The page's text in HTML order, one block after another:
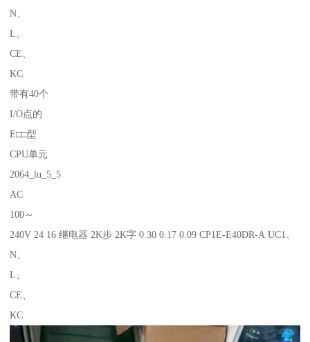
N、
L、
CE、
KC
带有40个
I/O点的
E□□型
CPU单元
2064_lu_5_5
AC
100～
240V 24 16 继电器 2K步 2K字 0.30 0.17 0.09 CP1E-E40DR-A UC1、
N、
L、
CE、
KC